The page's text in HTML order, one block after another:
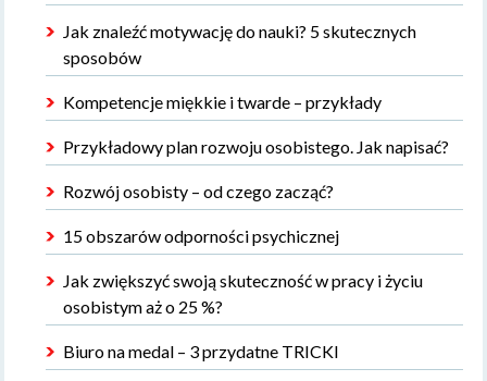
Jak znaleźć motywację do nauki? 5 skutecznych
sposobów
Kompetencje miękkie i twarde – przykłady
Przykładowy plan rozwoju osobistego. Jak napisać?
Rozwój osobisty – od czego zacząć?
15 obszarów odporności psychicznej
Jak zwiększyć swoją skuteczność w pracy i życiu
osobistym aż o 25 %?
Biuro na medal – 3 przydatne TRICKI